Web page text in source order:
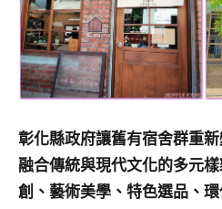
彰化縣政府讓舊有宿舍群重
融合傳統與現代文化的多元
創、藝術美學、特色選品、